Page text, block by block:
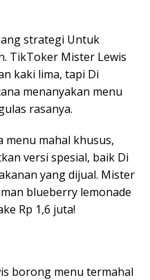
strategi Untuk
TikToker Mister Lewis
kaki lima, tapi Di
menanyakan menu
rasanya.
menu mahal khusus,
versi spesial, baik Di
yang dijual. Mister
blueberry lemonade
Rp 1,6 juta!
borong menu termahal